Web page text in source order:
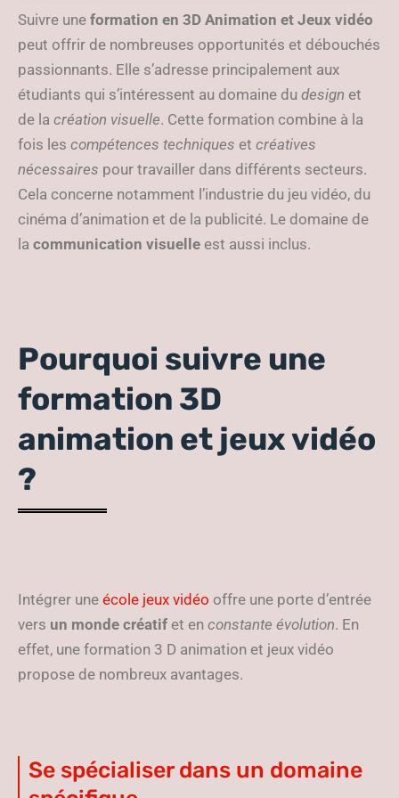
Suivre une formation en 3D Animation et Jeux vidéo
peut offrir de nombreuses opportunités et débouchés
passionnants. Elle s’adresse principalement aux
étudiants qui s’intéressent au domaine du design et
de la création visuelle. Cette formation combine à la
fois les compétences techniques et créatives
nécessaires pour travailler dans différents secteurs.
Cela concerne notamment l’industrie du jeu vidéo, du
cinéma d’animation et de la publicité. Le domaine de
la communication visuelle est aussi inclus.
Pourquoi suivre une
formation 3D
animation et jeux vidéo
?
Intégrer une école jeux vidéo offre une porte d’entrée
vers un monde créatif et en constante évolution. En
effet, une formation 3 D animation et jeux vidéo
propose de nombreux avantages.
Se spécialiser dans un domaine